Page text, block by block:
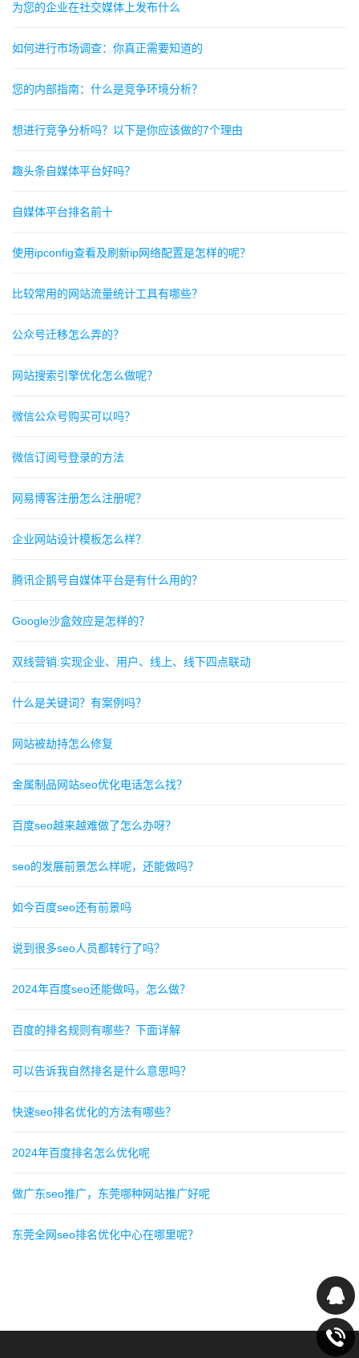
为您的企业在社交媒体上发布什么
如何进行市场调查：你真正需要知道的
您的内部指南：什么是竞争环境分析？
想进行竞争分析吗？以下是你应该做的7个理由
趣头条自媒体平台好吗？
自媒体平台排名前十
使用ipconfig查看及刷新ip网络配置是怎样的呢？
比较常用的网站流量统计工具有哪些？
公众号迁移怎么弄的？
网站搜索引擎优化怎么做呢？
微信公众号购买可以吗？
微信订阅号登录的方法
网易博客注册怎么注册呢？
企业网站设计模板怎么样？
腾讯企鹅号自媒体平台是有什么用的？
Google沙盒效应是怎样的？
双线营销:实现企业、用户、线上、线下四点联动
什么是关键词？有案例吗？
网站被劫持怎么修复
金属制品网站seo优化电话怎么找？
百度seo越来越难做了怎么办呀？
seo的发展前景怎么样呢，还能做吗？
如今百度seo还有前景吗
说到很多seo人员都转行了吗？
2024年百度seo还能做吗，怎么做？
百度的排名规则有哪些？下面详解
可以告诉我自然排名是什么意思吗？
快速seo排名优化的方法有哪些？
2024年百度排名怎么优化呢
做广东seo推广，东莞哪种网站推广好呢
东莞全网seo排名优化中心在哪里呢？